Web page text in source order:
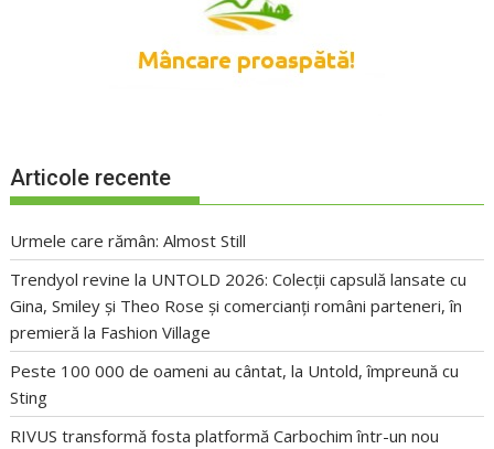
Articole recente
Urmele care rămân: Almost Still
Trendyol revine la UNTOLD 2026: Colecții capsulă lansate cu
Gina, Smiley și Theo Rose și comercianți români parteneri, în
premieră la Fashion Village
Peste 100 000 de oameni au cântat, la Untold, împreună cu
Sting
RIVUS transformă fosta platformă Carbochim într-un nou